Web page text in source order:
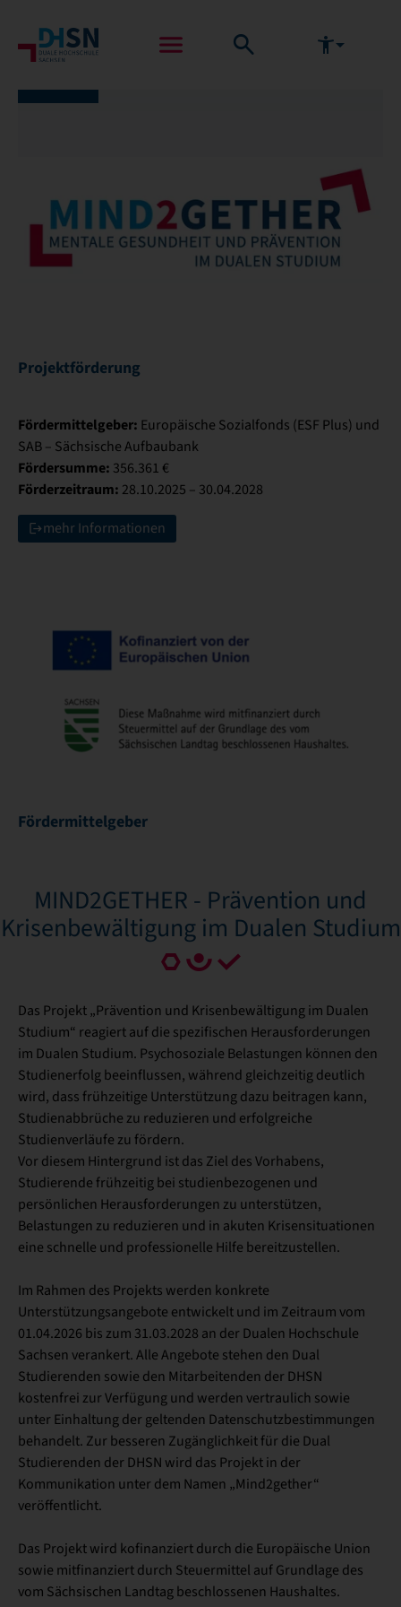
Projektförderung
Fördermittelgeber: Europäische Sozialfonds (ESF Plus) und
SAB – Sächsische Aufbaubank
Fördersumme: 356.361 €
Förderzeitraum: 28.10.2025 – 30.04.2028
mehr Informationen
Fördermittelgeber
MIND2GETHER - Prävention und
Krisenbewältigung im Dualen Studium
Das Projekt „Prävention und Krisenbewältigung im Dualen
Studium“ reagiert auf die spezifischen Herausforderungen
im Dualen Studium. Psychosoziale Belastungen können den
Studienerfolg beeinflussen, während gleichzeitig deutlich
wird, dass frühzeitige Unterstützung dazu beitragen kann,
Studienabbrüche zu reduzieren und erfolgreiche
Studienverläufe zu fördern.
Vor diesem Hintergrund ist das Ziel des Vorhabens,
Studierende frühzeitig bei studienbezogenen und
persönlichen Herausforderungen zu unterstützen,
Belastungen zu reduzieren und in akuten Krisensituationen
eine schnelle und professionelle Hilfe bereitzustellen.
Im Rahmen des Projekts werden konkrete
Unterstützungsangebote entwickelt und im Zeitraum vom
01.04.2026 bis zum 31.03.2028 an der Dualen Hochschule
Sachsen verankert. Alle Angebote stehen den Dual
Studierenden sowie den Mitarbeitenden der DHSN
kostenfrei zur Verfügung und werden vertraulich sowie
unter Einhaltung der geltenden Datenschutzbestimmungen
behandelt. Zur besseren Zugänglichkeit für die Dual
Studierenden der DHSN wird das Projekt in der
Kommunikation unter dem Namen „Mind2gether“
veröffentlicht.
Das Projekt wird kofinanziert durch die Europäische Union
sowie mitfinanziert durch Steuermittel auf Grundlage des
vom Sächsischen Landtag beschlossenen Haushaltes.